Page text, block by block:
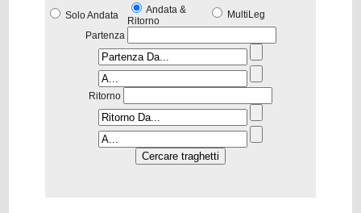
Solo Andata
Andata &
Ritorno
MultiLeg
Partenza
Ritorno